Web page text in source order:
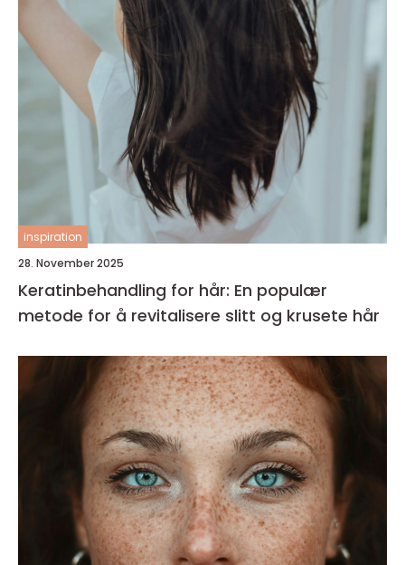
inspiration
28. November 2025
Keratinbehandling for hår: En populær
metode for å revitalisere slitt og krusete hår